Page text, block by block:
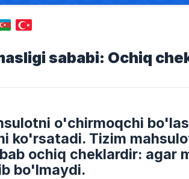
sababi: Ochiq
o'chirmoqchi
ko'rsatadi. Tizim
ochiq cheklardir: agar
bo'lmaydi.